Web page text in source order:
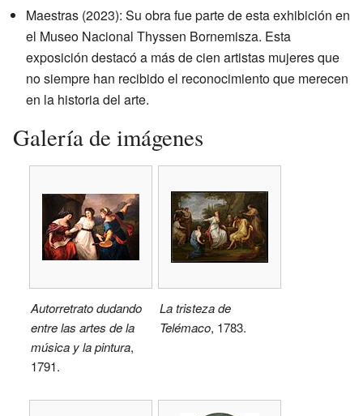
Maestras (2023): Su obra fue parte de esta exhibición en
el Museo Nacional Thyssen Bornemisza. Esta
exposición destacó a más de cien artistas mujeres que
no siempre han recibido el reconocimiento que merecen
en la historia del arte.
Galería de imágenes
Autorretrato dudando
entre las artes de la
música y la pintura,
1791.
La tristeza de
Telémaco, 1783.